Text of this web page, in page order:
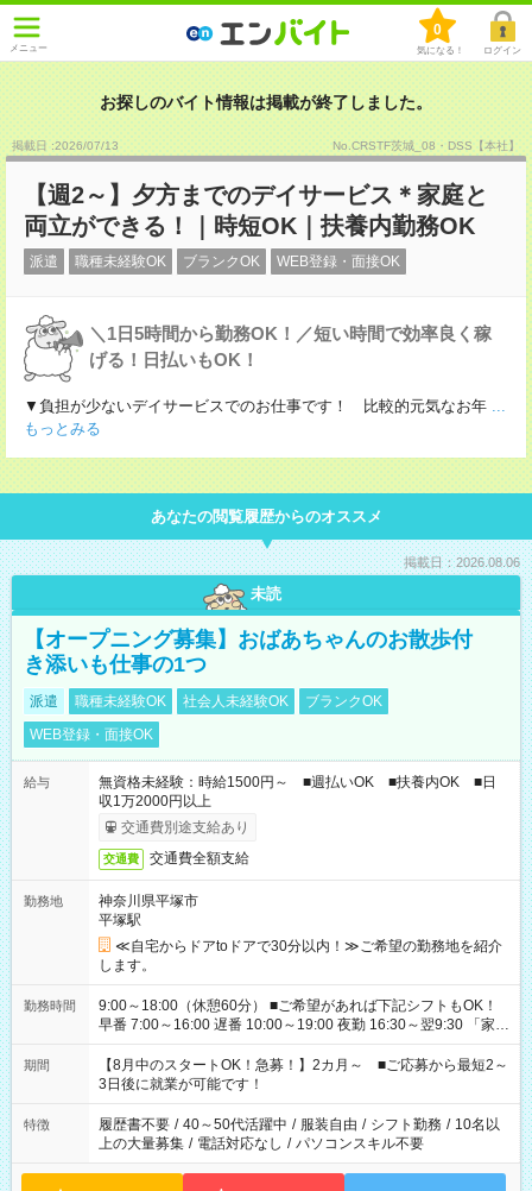
メニュー
0
気になる！ ログイン
お探しのバイト情報は掲載が終了しました。
掲載日 :2026/07/13 No.CRSTF茨城_08・DSS【本社】
【週2～】夕方までのデイサービス＊家庭と
両立ができる！｜時短OK｜扶養内勤務OK
派遣 職種未経験OK ブランクOK WEB登録・面接OK
＼1日5時間から勤務OK！／短い時間で効率良く稼
げる！日払いもOK！
▼負担が少ないデイサービスでのお仕事です！ 比較的元気なお年 ...
もっとみる
あなたの閲覧履歴からのオススメ
掲載日：2026.08.06
未読
【オープニング募集】おばあちゃんのお散歩付
き添いも仕事の1つ
派遣 職種未経験OK 社会人未経験OK
ブランクOK
WEB登録・面接OK
給与
無資格未経験：時給1500円～ ■週払いOK ■扶養内OK ■日
収1万2000円以上
交通費別途支給あり
交通費 交通費全額支給
勤務地
神奈川県平塚市
平塚駅
≪自宅からドアtoドアで30分以内！≫ご希望の勤務地を紹介
します。
勤務時間
9:00～18:00（休憩60分） ■ご希望があれば下記シフトもOK！
早番 7:00～16:00 遅番 10:00～19:00 夜勤 16:30～翌9:30 「家族
と休みを合わせたい」 「余裕を持って夕飯の準備がしたい」
「できれば残業はしたくない」 など、ご希望を教えてください
ね。 ※Wワーク希望の方へ 今ご覧のお仕事で希望する勤務時間
と、もう1つのお仕事の勤務時間。 合計で週40時間を超える場
合は応募できません。
期間
【8月中のスタートOK！急募！】2カ月～ ■ご応募から最短2～
3日後に就業が可能です！
特徴 履歴書不要 / 40～50代活躍中 / 服装自由 / シフト勤務 / 10名以
上の大量募集 / 電話対応なし / パソコンスキル不要